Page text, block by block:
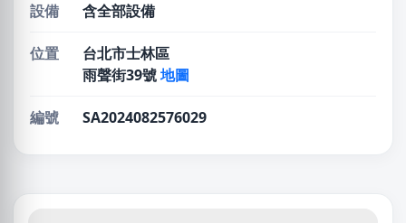
設備 含全部設備
位置
台北市士林區
雨聲街39號地圖
編號 SA2024082576029